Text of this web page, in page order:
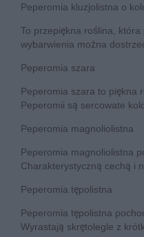
Peperomia kluzjolistna o
To przepiękna roślina,
wybarwienia można
Peperomia szara
Peperomia szara to piękna
Peperomii są sercowate
Peperomia magnoliolistna
Peperomia magnoliolistna
Charakterystyczną cechą i
Peperomia tępolistna
Peperomia tępolistna
Wyrastają skrętolegle z